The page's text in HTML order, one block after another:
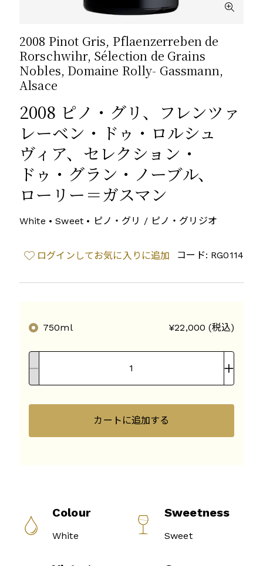
2008 Pinot Gris, Pflaenzerreben de
Rorschwihr, Sélection de Grains
Nobles, Domaine Rolly- Gassmann,
Alsace
2008 ピノ・グリ、フレンツァ
レーベン・ドゥ・ロルシュ
ヴィア、セレクション・
ドゥ・グラン・ノーブル、
ローリー＝ガスマン
White • Sweet • ピノ・グリ / ピノ・グリジオ
ログインしてお気に入りに追加 コード: RG0114
750ml ¥22,000 (税込)
カートに追加する
Colour
White
Sweetness
Sweet